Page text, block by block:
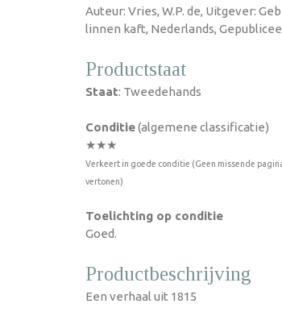
Auteur: Vries, W.P. de, Uitgever:
linnen kaft, Nederlands,
Productstaat
Staat: Tweedehands
Conditie(algemene classificatie)
★★★
Verkeert in goede conditie (Geen missende
vertonen)
Toelichting op conditie
Goed.
Productbeschrijving
Een verhaal uit 1815